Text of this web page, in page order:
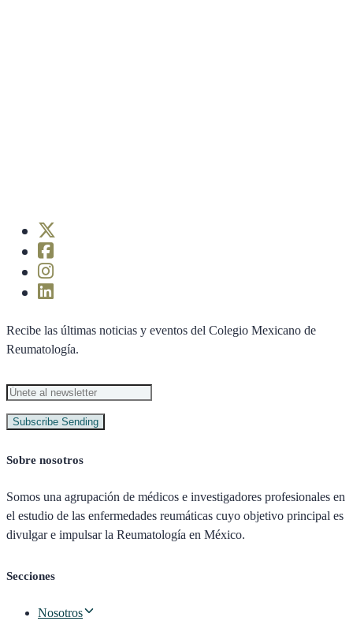
Recibe las últimas noticias y eventos del Colegio Mexicano de
Reumatología.
Subscribe Sending
Sobre nosotros
Somos una agrupación de médicos e investigadores profesionales en
el estudio de las enfermedades reumáticas cuyo objetivo principal es
divulgar e impulsar la Reumatología en México.
Secciones
Nosotros